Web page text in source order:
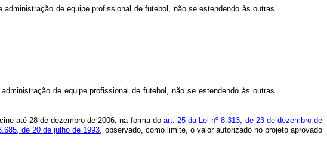
de equipe profissional de futebol, não se estendendo às outras
de equipe profissional de futebol, não se estendendo às outras
até 28 de dezembro de 2006, na forma do art. 25 da Lei nº 8.313, de 23 de dezembro de
de 20 de julho de 1993 , observado, como limite, o valor autorizado no projeto aprovado